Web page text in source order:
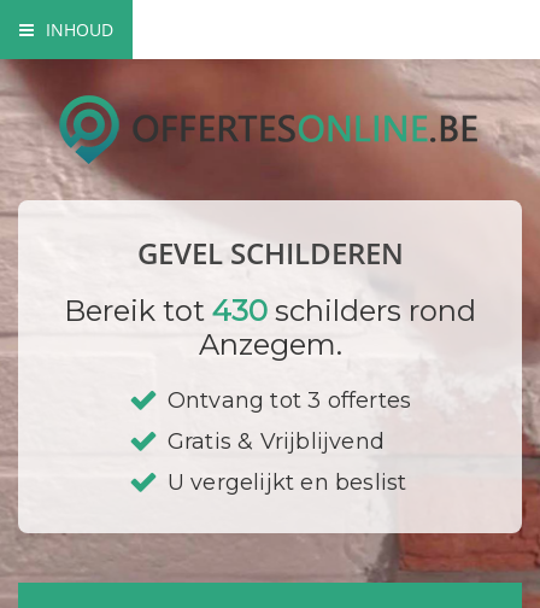
INHOUD
Mogelijke gevel schilderwerken
Verfsoorten
Hoe gaat een schilder te werk?
Bedrijf registrerenGEVEL SCHILDEREN
Bereik tot 430 schilders rond
Anzegem.
Ontvang tot 3 offertes
Gratis & Vrijblijvend
U vergelijkt en beslist